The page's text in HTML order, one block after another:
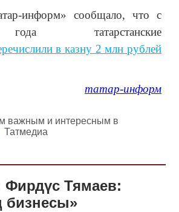
информ» сообщало, что с
татарстанские
в казну 2 млн рублей
татар-информ
важным и интересным в
Татмедиа
Фирдүс Тямаев:
бизнесы»